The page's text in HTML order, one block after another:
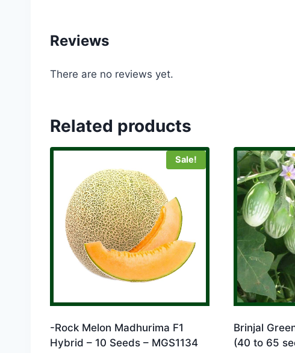
Reviews
There are no reviews yet.
Related products
Sale!
-Rock Melon Madhurima F1
Hybrid – 10 Seeds – MGS1134
Brinjal
(40 to 65